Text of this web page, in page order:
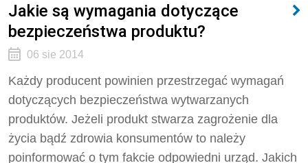
Jakie są wymagania dotyczące
bezpieczeństwa produktu?
06 sie 2014
Każdy producent powinien przestrzegać wymagań
dotyczących bezpieczeństwa wytwarzanych
produktów. Jeżeli produkt stwarza zagrożenie dla
życia bądź zdrowia konsumentów to należy
poinformować o tym fakcie odpowiedni urząd. Jakich